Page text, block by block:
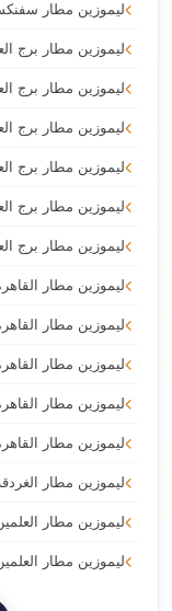
ليموزين مطار سفنكس
ليموزين مطار برج
ليموزين مطار برج
ليموزين مطار برج
ليموزين مطار برج
ليموزين مطار برج
ليموزين مطار برج
ليموزين مطار القاهره
ليموزين مطار القاهرة
ليموزين مطار القاهرة
ليموزين مطار
ليموزين مطار القاهرة
ليموزين مطار الغردقة
ليموزين مطار العلمين
ليموزين مطار العلمين